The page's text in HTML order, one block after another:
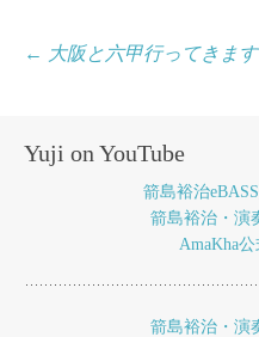
投
シ
← 大阪と六甲行ってきます
Yuji on YouTube
箭島裕治
箭島裕治・演
AmaKha
箭島裕治・演